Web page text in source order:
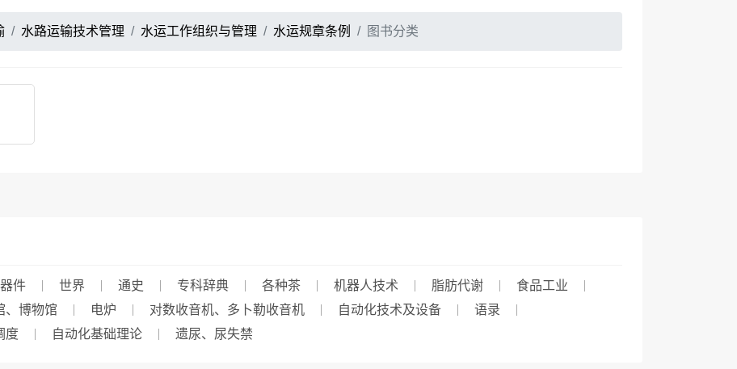
水路运输技术管理 水运工作组织与管理 水运规章条例 图书分类
件 世界 通史 专科辞典 各种茶 机器人技术 脂肪代谢
食品工业
、博物馆 电炉 对数收音机、多卜勒收音机 自动化技术及设备
语录
度 自动化基础理论 遗尿、尿失禁